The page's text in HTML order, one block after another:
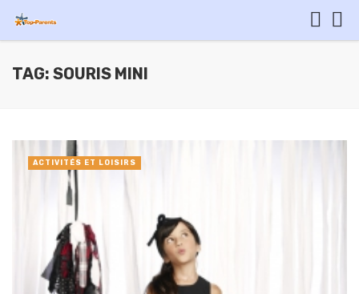
TAG: SOURIS MINI
ACTIVITÉS ET LOISIRS